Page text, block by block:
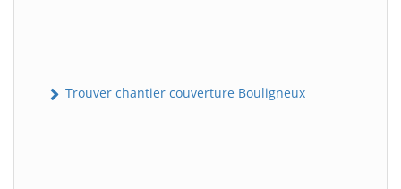
Trouver chantier couverture Bouligneux